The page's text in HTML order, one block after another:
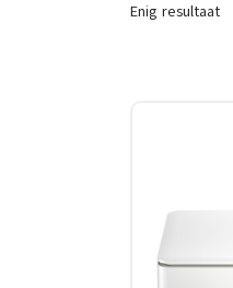
Enig resultaat